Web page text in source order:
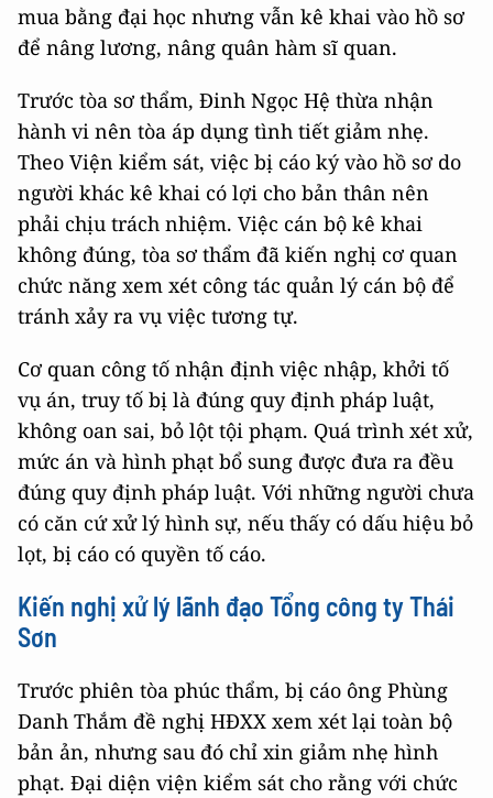
mua bằng đại học nhưng vẫn kê khai vào hồ sơ
để nâng lương, nâng quân hàm sĩ quan.
Trước tòa sơ thẩm, Đinh Ngọc Hệ thừa nhận
hành vi nên tòa áp dụng tình tiết giảm nhẹ.
Theo Viện kiểm sát, việc bị cáo ký vào hồ sơ do
người khác kê khai có lợi cho bản thân nên
phải chịu trách nhiệm. Việc cán bộ kê khai
không đúng, tòa sơ thẩm đã kiến nghị cơ quan
chức năng xem xét công tác quản lý cán bộ để
tránh xảy ra vụ việc tương tự.
Cơ quan công tố nhận định việc nhập, khởi tố
vụ án, truy tố bị là đúng quy định pháp luật,
không oan sai, bỏ lột tội phạm. Quá trình xét xử,
mức án và hình phạt bổ sung được đưa ra đều
đúng quy định pháp luật. Với những người chưa
có căn cứ xử lý hình sự, nếu thấy có dấu hiệu bỏ
lọt, bị cáo có quyền tố cáo.
Kiến nghị xử lý lãnh đạo Tổng công ty Thái
Sơn
Trước phiên tòa phúc thẩm, bị cáo ông Phùng
Danh Thắm đề nghị HĐXX xem xét lại toàn bộ
bản ản, nhưng sau đó chỉ xin giảm nhẹ hình
phạt. Đại diện viện kiểm sát cho rằng với chức